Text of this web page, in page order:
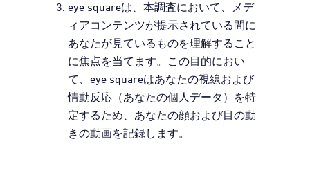
eye squareは、本調査において、メデ
ィアコンテンツが提示されている間に
あなたが見ているものを理解すること
に焦点を当てます。この目的におい
て、eye squareはあなたの視線および
情動反応（あなたの個人データ）を特
定するため、あなたの顔および目の動
きの動画を記録します。